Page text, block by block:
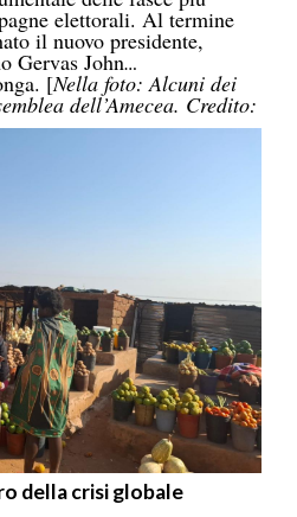
elettorali. Al termine
il nuovo presidente,
Gervas John
[Nella foto: Alcuni dei
dell’Amecea. Credito:
della crisi globale